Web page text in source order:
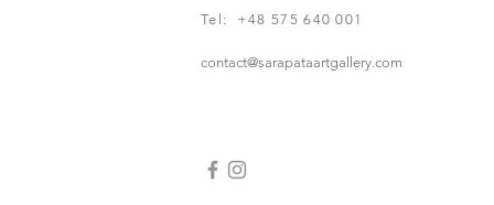
Tel: +48 575 640 001
contact@sarapataartgallery.com